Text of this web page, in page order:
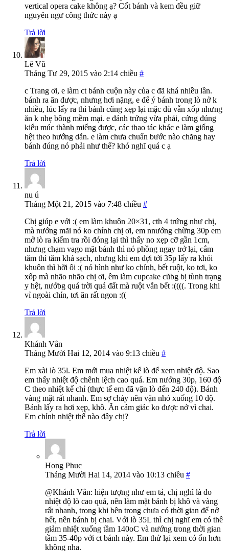
vertical opera cake không ạ? Cốt bánh và kem đều giữ
nguyên ngư công thức này ạ
Trả lời
Lê Vũ
Tháng Tư 29, 2015 vào 2:14 chiều #
c Trang ơi, e làm ct bánh cuộn này của c đã khá nhiều lần.
bánh ra ăn được, nhưng hơi nặng, e để ý bánh trong lò nở k
nhiều, lúc lấy ra thì bánh cũng xẹp lại mặc dù vẫn xốp nhưng
ăn k nhẹ bông mềm mại. e đánh trứng vừa phải, cứng đúng
kiểu múc thành miếng được, các thao tác khác e làm giống
hệt theo hướng dẫn. e làm chưa chuẩn bước nào chăng hay
bánh đúng nó phải như thế? khó nghĩ quá c ạ
Trả lời
nu ú
Tháng Một 21, 2015 vào 7:48 chiều #
Chị giúp e với :( em làm khuôn 20×31, cth 4 trứng như chị,
mà nướng mãi nó ko chính chị ơi, em nnướng chừng 30p em
mở lò ra kiểm tra rồi đóng lại thì thấy no xẹp cỡ gần 1cm,
nhưng chạm vago mặt bánh thì nó phồng ngay trở lại, cắm
tăm thì tăm khá sạch, nhưng khi em đợi tới 35p lấy ra khỏi
khuôn thì hỡi ôi :( nó hình như ko chính, bết ruột, ko tơi, ko
xốp mà nhão nhão chị ơi, êm làm cupcake cũbg bị tùnh trạng
y hệt, nướbg quá trời quá đất mà ruột vẫn bết :((((. Trong khi
vỉ ngoài chín, tơi ăn rất ngon :((
Trả lời
Khánh Vân
Tháng Mười Hai 12, 2014 vào 9:13 chiều #
Em xài lò 35l. Em mới mua nhiệt kế lò để xem nhiệt độ. Sao
em thấy nhiệt độ chênh lệch cao quá. Em nướng 30p, 160 độ
C theo nhiệt kế chỉ (thực tế em đã vặn lò đến 240 độ). Bánh
vàng mặt rất nhanh. Em sợ cháy nên vặn nhỏ xuống 10 độ.
Bánh lấy ra hơi xẹp, khô. Ăn cảm giác ko được nở vì chai.
Em chỉnh nhiệt thế nào đây chị?
Trả lời
Hong Phuc
Tháng Mười Hai 14, 2014 vào 10:13 chiều #
@Khánh Vân: hiện tượng như em tả, chị nghĩ là do
nhiệt độ lò cao quá, nên làm mặt bánh bị khô và vàng
rất nhanh, trong khi bên trong chưa có thời gian để nở
hết, nên bánh bị chai. Với lò 35L thì chị nghĩ em có thê
giảm nhiệt xuống tầm 140oC và nướng trong thời gian
tầm 35-40p với ct bánh này. Em thử lại xem có ổn hơn
không nha.